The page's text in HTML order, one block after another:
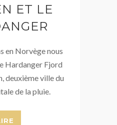
ET LE
en Norvège nous
Hardanger Fjord
deuxième ville du
de la pluie.